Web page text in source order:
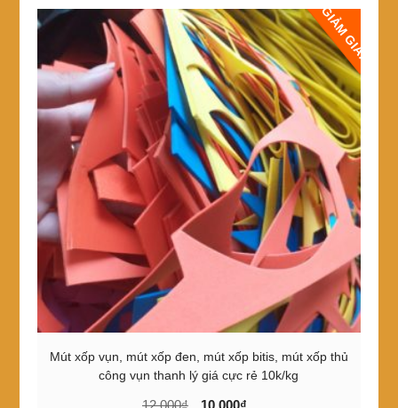
127,000₫
nhiều
biến
thể.
Các
tùy
chọn
có
thể
được
chọn
trên
trang
sản
phẩm
GIẢM GIÁ!
Mút xốp vụn, mút xốp đen, mút xốp bitis, mút xốp thủ
công vụn thanh lý giá cực rẻ 10k/kg
12,000₫
Giá
10,000₫